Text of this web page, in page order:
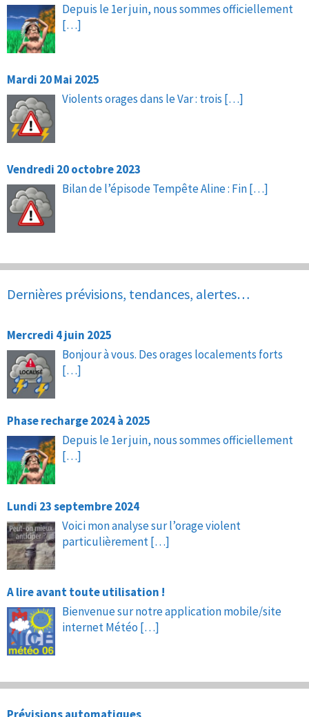
Depuis le 1er juin, nous sommes officiellement
[…]
Mardi 20 Mai 2025
Violents orages dans le Var : trois […]
Vendredi 20 octobre 2023
Bilan de l’épisode Tempête Aline : Fin[…]
Dernières prévisions, tendances, alertes…
Mercredi 4 juin 2025
Bonjour à vous. Des orages localements forts
[…]
Phase recharge 2024 à 2025
Depuis le 1er juin, nous sommes officiellement
[…]
Lundi 23 septembre 2024
Voici mon analyse sur l’orage violent
particulièrement[…]
A lire avant toute utilisation !
Bienvenue sur notre application mobile/site
internet Météo […]